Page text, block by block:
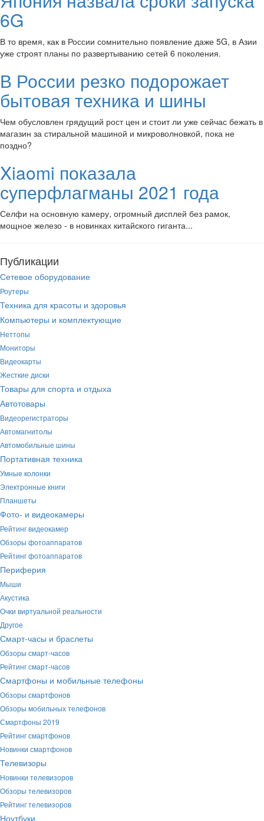
6G
В то время, как в России сомнительно появление даже 5G, в Азии
уже строят планы по развертыванию сетей 6 поколения.
В России резко подорожает
бытовая техника и шины
Чем обусловлен грядущий рост цен и стоит ли уже сейчас бежать в
магазин за стиральной машиной и микроволновкой, пока не
поздно?
Xiaomi показала
суперфлагманы 2021 года
Селфи на основную камеру, огромный дисплей без рамок,
мощное железо - в новинках китайского гиганта...
Публикации
Сетевое оборудование
Роутеры
Техника для красоты и здоровья
Компьютеры и комплектующие
Неттопы
Мониторы
Видеокарты
Жесткие диски
Товары для спорта и отдыха
Автотовары
Видеорегистраторы
Автомагнитолы
Автомобильные шины
Портативная техника
Умные колонки
Электронные книги
Планшеты
Фото- и видеокамеры
Рейтинг видеокамер
Обзоры фотоаппаратов
Рейтинг фотоаппаратов
Периферия
Мыши
Акустика
Очки виртуальной реальности
Другое
Смарт-часы и браслеты
Обзоры смарт-часов
Рейтинг смарт-часов
Смартфоны и мобильные телефоны
Обзоры смартфонов
Обзоры мобильных телефонов
Смартфоны 2019
Рейтинг смартфонов
Новинки смартфонов
Телевизоры
Новинки телевизоров
Обзоры телевизоров
Рейтинг телевизоров
Ноутбуки